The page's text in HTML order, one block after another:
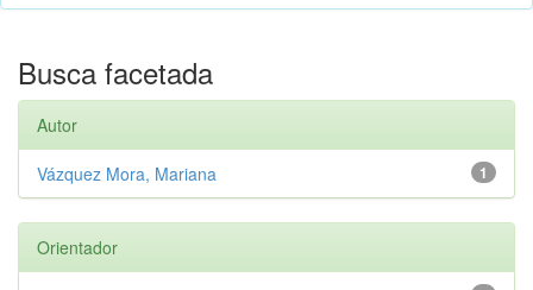
Busca facetada
Autor
1
Vázquez Mora, Mariana
Orientador